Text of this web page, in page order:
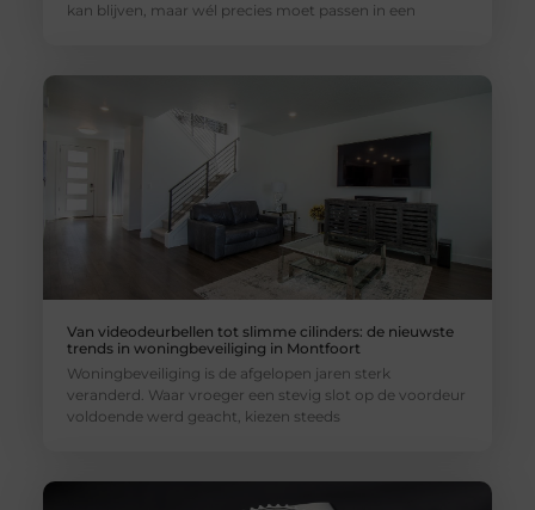
kan blijven, maar wél precies moet passen in een
Van videodeurbellen tot slimme cilinders: de nieuwste
trends in woningbeveiliging in Montfoort
Woningbeveiliging is de afgelopen jaren sterk
veranderd. Waar vroeger een stevig slot op de voordeur
voldoende werd geacht, kiezen steeds